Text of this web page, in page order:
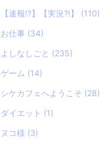
【速報!?】【実況?!】 (110)
お仕事 (34)
よしなしごと (235)
ゲーム (14)
シケカフェへようこそ (28)
ダイエット (1)
ヌコ様 (3)